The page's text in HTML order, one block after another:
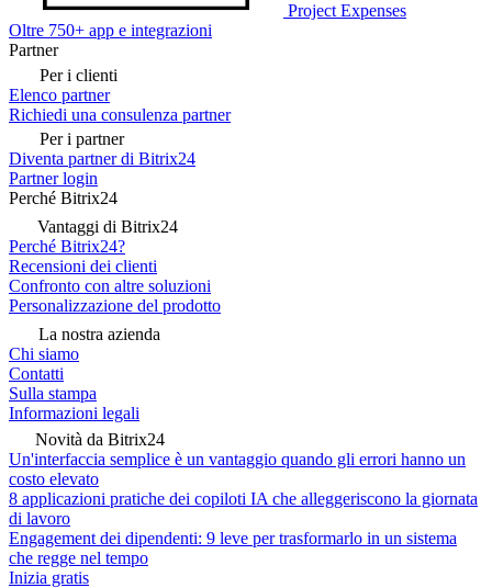
Project Expenses
Oltre 750+ app e integrazioni
Partner
Per i clienti
Elenco partner
Richiedi una consulenza partner
Per i partner
Diventa partner di Bitrix24
Partner login
Perché Bitrix24
Vantaggi di Bitrix24
Perché Bitrix24?
Recensioni dei clienti
Confronto con altre soluzioni
Personalizzazione del prodotto
La nostra azienda
Chi siamo
Contatti
Sulla stampa
Informazioni legali
Novità da Bitrix24
Un'interfaccia semplice è un vantaggio quando gli errori hanno un
costo elevato
8 applicazioni pratiche dei copiloti IA che alleggeriscono la giornata
di lavoro
Engagement dei dipendenti: 9 leve per trasformarlo in un sistema
che regge nel tempo
Inizia gratis